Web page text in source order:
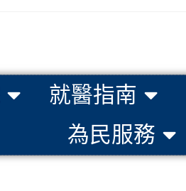
就醫指南
為民服務